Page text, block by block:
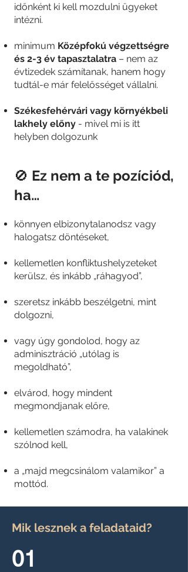
időnként ki kell mozdulni ügyeket
intézni.
minimum Középfokú végzettségre
és 2-3 év tapasztalatra – nem az
évtizedek számítanak, hanem hogy
tudtál-e már felelősséget vállalni.
Székesfehérvári vagy környékbeli
lakhely előny - mivel mi is itt
helyben dolgozunk
🚫 Ez nem a te pozíciód,
ha…
könnyen elbizonytalanodsz vagy
halogatsz döntéseket,
kellemetlen konfliktushelyzeteket
kerülsz, és inkább „ráhagyod”,
szeretsz inkább beszélgetni, mint
dolgozni,
vagy úgy gondolod, hogy az
adminisztráció „utólag is
megoldható”,
elvárod, hogy mindent
megmondjanak előre,
kellemetlen számodra, ha valakinek
szólnod kell,
a „majd megcsinálom valamikor” a
mottód.
Mik lesznek a feladataid?
01